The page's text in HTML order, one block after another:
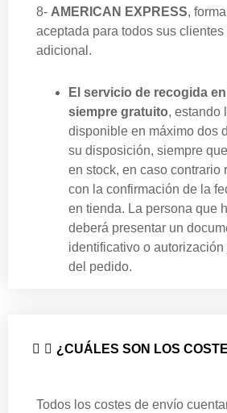
8- AMERICAN EXPRESS,
aceptada para todos sus clientes
adicional.
El servicio de recogida
siempre gratuito, estando
disponible en máximo dos
su disposición, siempre
en stock, en caso contrario
con la confirmación de la
en tienda. La persona que
deberá presentar un
identificativo o autorización
del pedido.
¿CUÁLES SON LOS
Todos los costes de envío